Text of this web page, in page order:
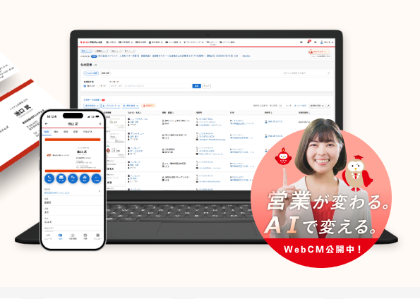
セミナー
お役立ち資料
パートナーシップ
営業支援コラム
サポート
セキュリティ
稼働環境
メールマガジン